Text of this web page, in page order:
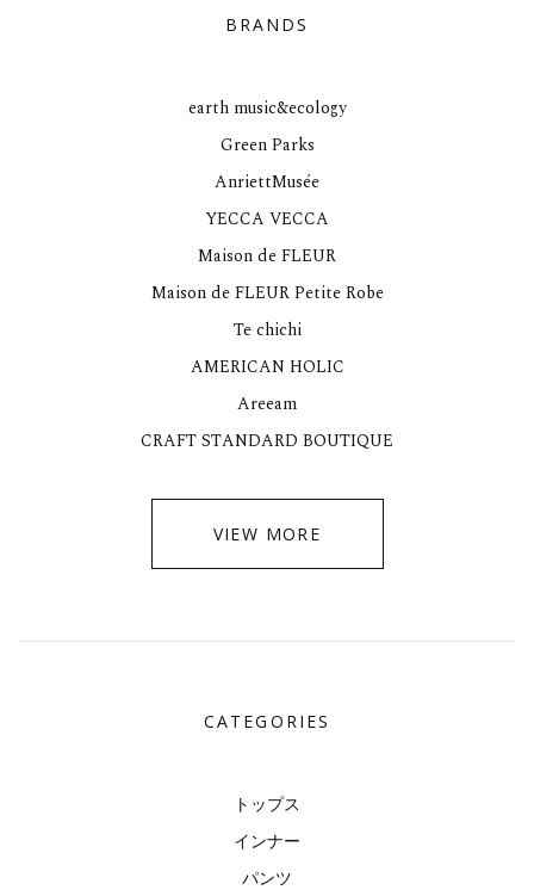
BRANDS
earth music&ecology
Green Parks
AnriettMusée
YECCA VECCA
Maison de FLEUR
Maison de FLEUR Petite Robe
Te chichi
AMERICAN HOLIC
Areeam
CRAFT STANDARD BOUTIQUE
VIEW MORE
CATEGORIES
トップス
インナー
パンツ